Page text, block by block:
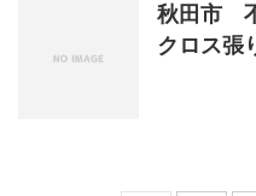
秋田市
クロス張